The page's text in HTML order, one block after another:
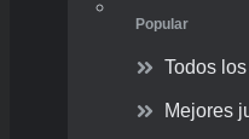
Popular
Todos
Mejores